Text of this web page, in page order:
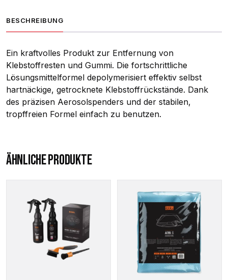
BESCHREIBUNG
Ein kraftvolles Produkt zur Entfernung von
Klebstoffresten und Gummi. Die fortschrittliche
Lösungsmittelformel depolymerisiert effektiv selbst
hartnäckige, getrocknete Klebstoffrückstände. Dank
des präzisen Aerosolspenders und der stabilen,
tropffreien Formel einfach zu benutzen.
ÄHNLICHE PRODUKTE